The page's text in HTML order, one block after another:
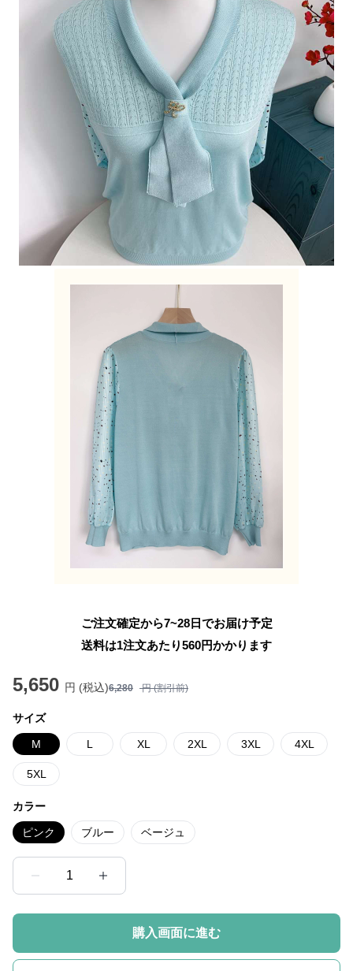
ご注文確定から7~28日でお届け予定
送料は1注文あたり560円かかります
5,650 円 (税込)6,280 円 (割引前)
サイズ
M L XL 2XL 3XL 4XL
5XL
カラー
ピンク ブルー ベージュ
1
購入画面に進む